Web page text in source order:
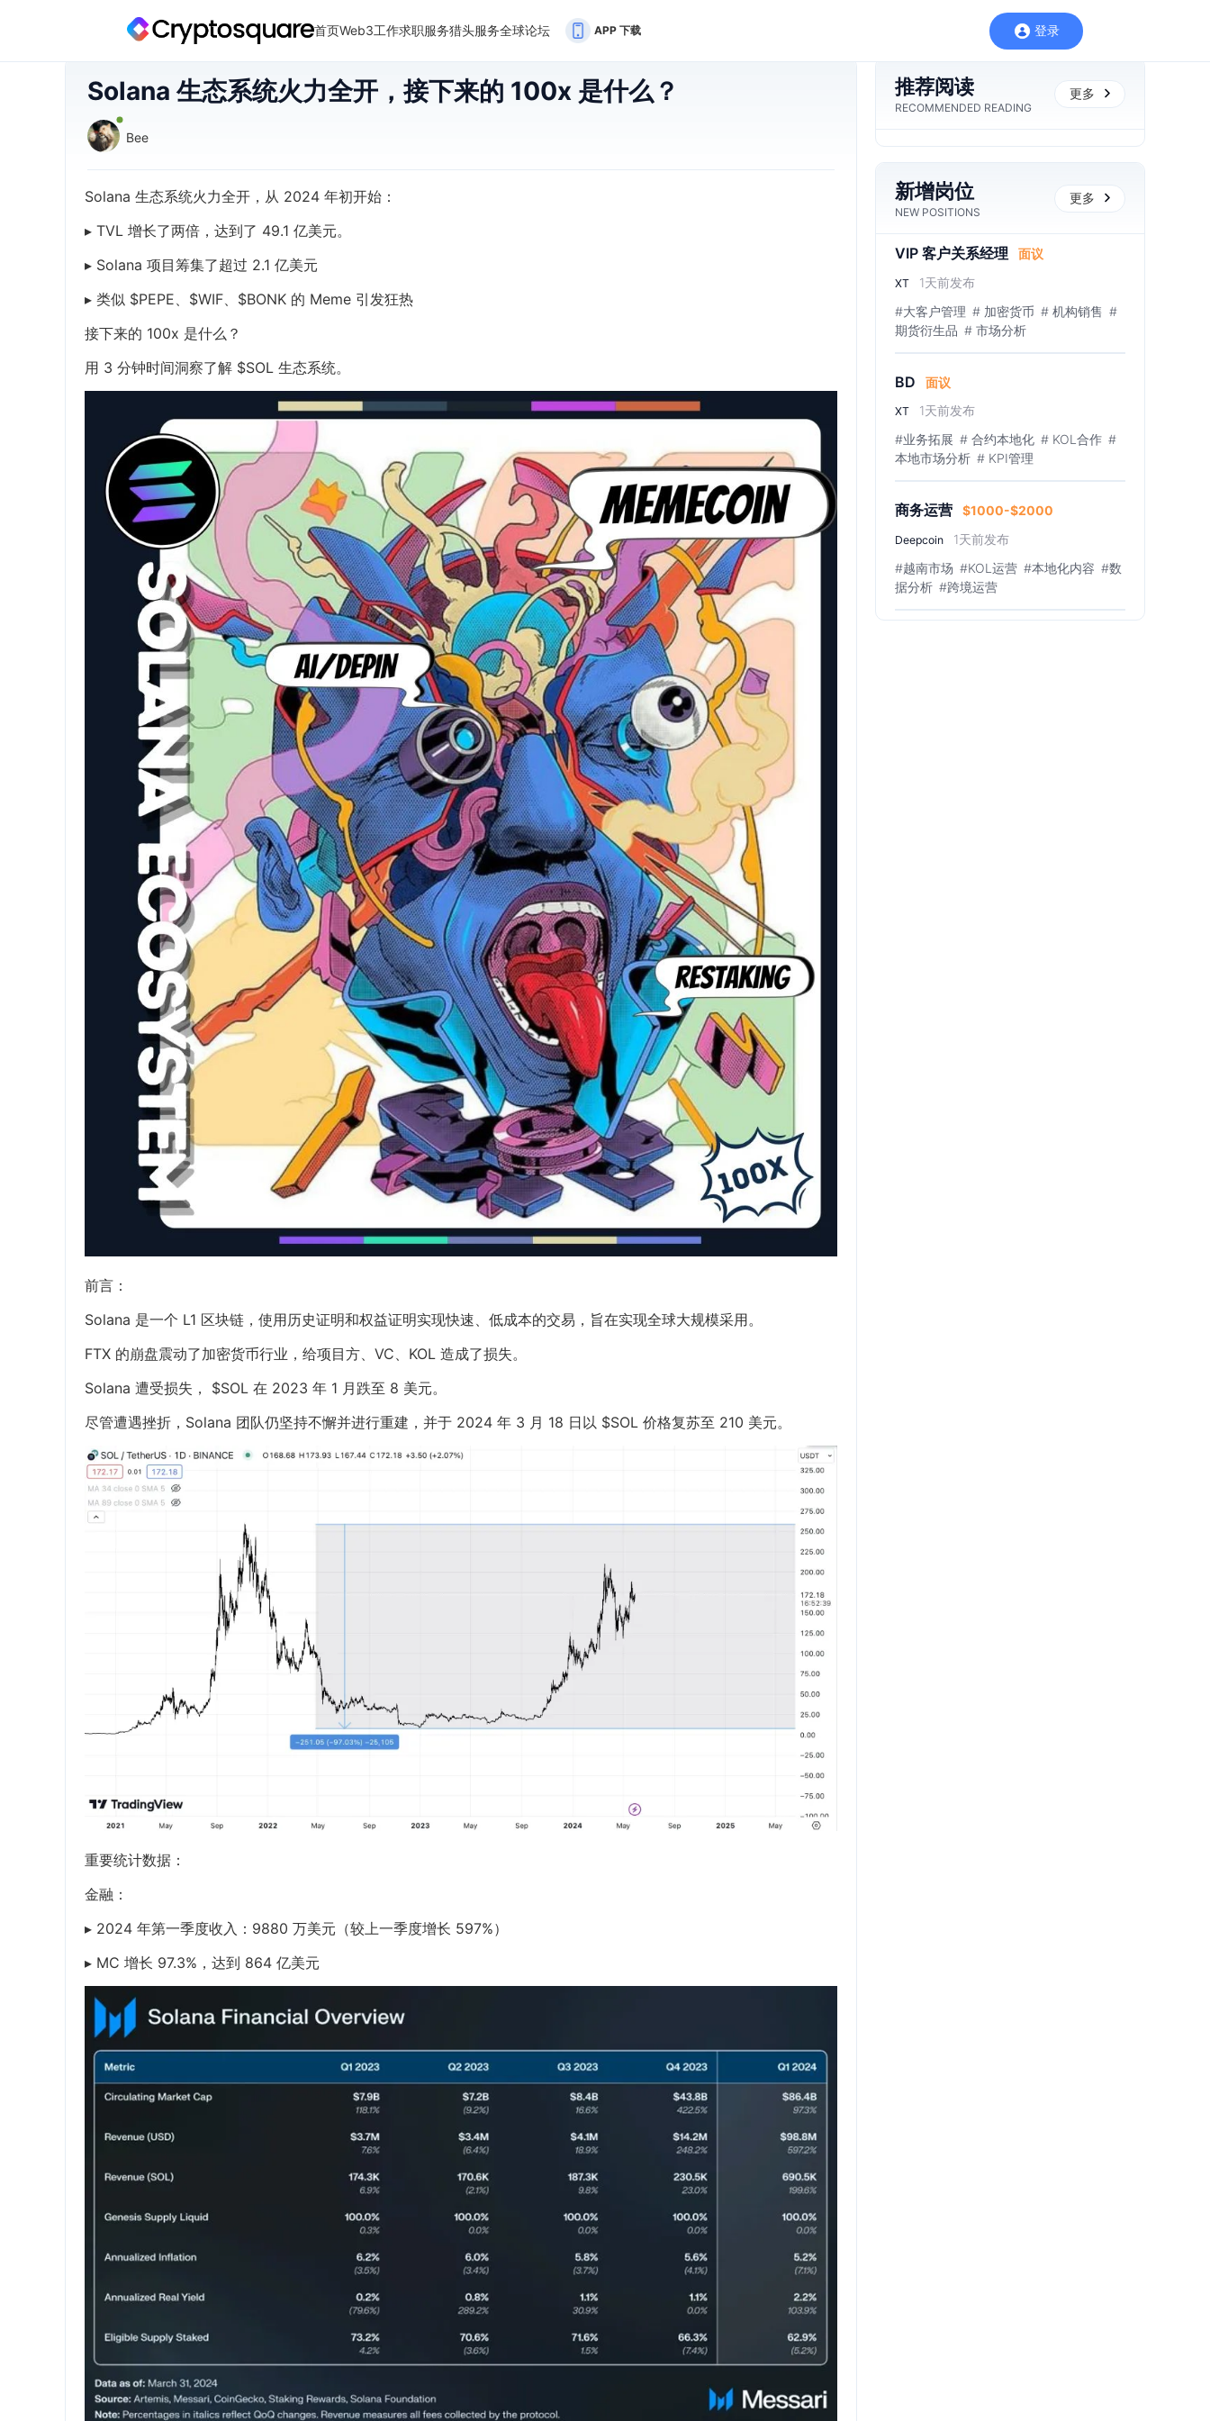
首页Web3工作求职服务猎头服务全球论坛 APP 下载 登录
Solana 生态系统火力全开，接下来的 100x 是什么？
Bee
Solana 生态系统火力全开，从 2024 年初开始：
▸ TVL 增长了两倍，达到了 49.1 亿美元。
▸ Solana 项目筹集了超过 2.1 亿美元
▸ 类似 $PEPE、$WIF、$BONK 的 Meme 引发狂热
接下来的 100x 是什么？
用 3 分钟时间洞察了解 $SOL 生态系统。
前言：
Solana 是一个 L1 区块链，使用历史证明和权益证明实现快速、低成本的交易，旨在实现全球大规模采用。
FTX 的崩盘震动了加密货币行业，给项目方、VC、KOL 造成了损失。
Solana 遭受损失， $SOL 在 2023 年 1 月跌至 8 美元。
尽管遭遇挫折，Solana 团队仍坚持不懈并进行重建，并于 2024 年 3 月 18 日以 $SOL 价格复苏至 210 美元。
重要统计数据：
金融：
▸ 2024 年第一季度收入：9880 万美元（较上一季度增长 597%）
▸ MC 增长 97.3%，达到 864 亿美元
推荐阅读
RECOMMENDED READING
更多
新增岗位
NEW POSITIONS
更多
VIP 客户关系经理 面议
XT
1天前发布
#大客户管理 # 加密货币 # 机构销售 #
期货衍生品 # 市场分析
BD 面议
XT
1天前发布
#业务拓展 # 合约本地化 # KOL合作 #
本地市场分析 # KPI管理
商务运营 $1000-$2000
Deepcoin
1天前发布
#越南市场 #KOL运营 #本地化内容 #数
据分析 #跨境运营